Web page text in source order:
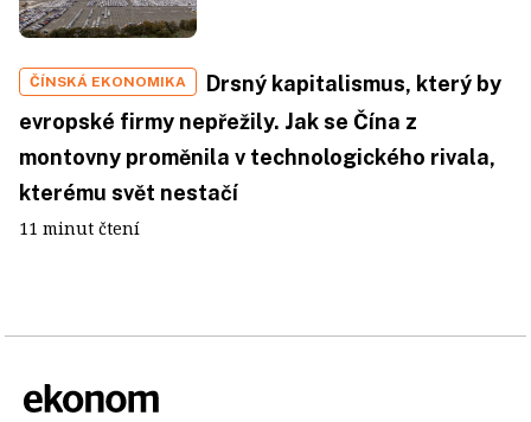
ČÍNSKÁ EKONOMIKA
Drsný kapitalismus, který by
evropské firmy nepřežily. Jak se Čína z
montovny proměnila v technologického rivala,
kterému svět nestačí
11 minut čtení